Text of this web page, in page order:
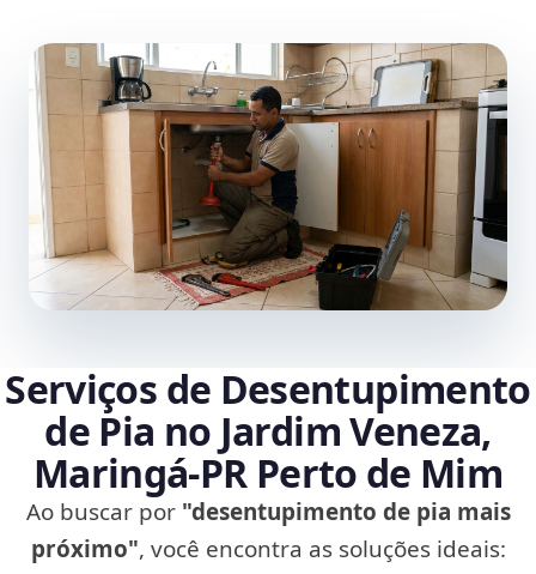
Serviços de Desentupimento
de Pia no Jardim Veneza,
Maringá‑PR Perto de Mim
Ao buscar por "desentupimento de pia mais
próximo", você encontra as soluções ideais: